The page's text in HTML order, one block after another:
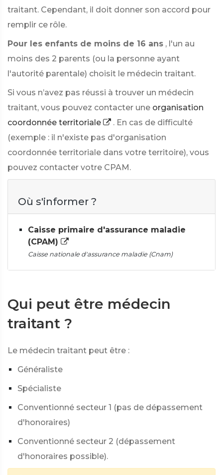
traitant. Cependant, il doit donner son accord pour
remplir ce rôle.
Pour les enfants de moins de 16 ans , l'un au
moins des 2 parents (ou la personne ayant
l'autorité parentale) choisit le médecin traitant.
Si vous n’avez pas réussi à trouver un médecin
traitant, vous pouvez contacter une organisation
coordonnée territoriale
. En cas de difficulté
(exemple : il n'existe pas d'organisation
coordonnée territoriale dans votre territoire), vous
pouvez contacter votre CPAM.
Où s'informer ?
Caisse primaire d'assurance maladie
(CPAM)
Caisse nationale d'assurance maladie (Cnam)
Qui peut être médecin
traitant ?
Le médecin traitant peut être :
Généraliste
Spécialiste
Conventionné secteur 1 (pas de dépassement
d'honoraires)
Conventionné secteur 2 (dépassement
d'honoraires possible).